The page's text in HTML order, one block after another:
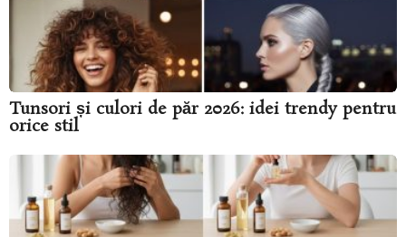
Tunsori și culori de păr 2026: idei trendy pentru
orice stil